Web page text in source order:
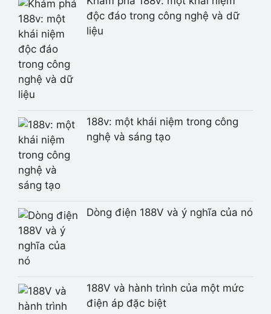
độc đáo trong công nghệ và dữ
liệu
188v: một khái niệm trong công
nghệ và sáng tạo
Dòng điện 188V và ý nghĩa của nó
188V và hành trình của một mức
điện áp đặc biệt